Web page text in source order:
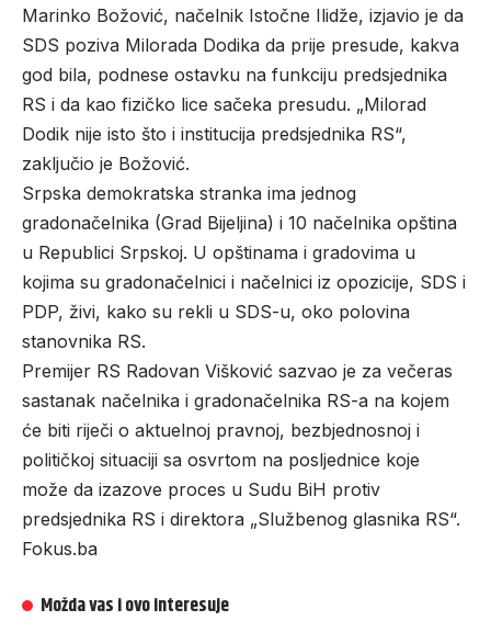
Marinko Božović, načelnik Istočne Ilidže, izjavio je da
SDS poziva Milorada Dodika da prije presude, kakva
god bila, podnese ostavku na funkciju predsjednika
RS i da kao fizičko lice sačeka presudu. „Milorad
Dodik nije isto što i institucija predsjednika RS“,
zaključio je Božović.
Srpska demokratska stranka ima jednog
gradonačelnika (Grad Bijeljina) i 10 načelnika opština
u Republici Srpskoj. U opštinama i gradovima u
kojima su gradonačelnici i načelnici iz opozicije, SDS i
PDP, živi, kako su rekli u SDS-u, oko polovina
stanovnika RS.
Premijer RS Radovan Višković sazvao je za večeras
sastanak načelnika i gradonačelnika RS-a na kojem
će biti riječi o aktuelnoj pravnoj, bezbjednosnoj i
političkoj situaciji sa osvrtom na posljednice koje
može da izazove proces u Sudu BiH protiv
predsjednika RS i direktora „Službenog glasnika RS“.
Fokus.ba
Možda vas i ovo interesuje